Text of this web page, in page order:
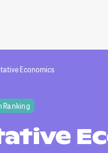
Economics
Ranking